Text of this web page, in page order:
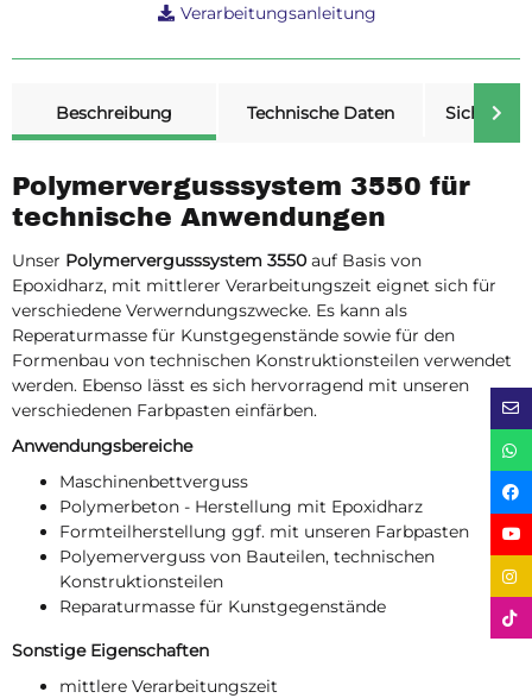
Verarbeitungsanleitung
Beschreibung
Technische Daten
Polymervergusssystem 3550 für
technische Anwendungen
Unser Polymervergusssystem 3550 auf Basis von
Epoxidharz, mit mittlerer Verarbeitungszeit eignet sich für
verschiedene Verwerndungszwecke. Es kann als
Reperaturmasse für Kunstgegenstände sowie für den
Formenbau von technischen Konstruktionsteilen verwendet
werden. Ebenso lässt es sich hervorragend mit unseren
verschiedenen Farbpasten einfärben.
Anwendungsbereiche
Maschinenbettverguss
Polymerbeton - Herstellung mit Epoxidharz
Formteilherstellung ggf. mit unseren Farbpasten
Polyemerverguss von Bauteilen, technischen
Konstruktionsteilen
Reparaturmasse für Kunstgegenstände
Sonstige Eigenschaften
mittlere Verarbeitungszeit